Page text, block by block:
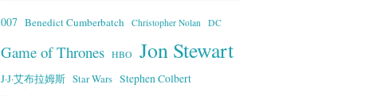
007 Benedict Cumberbatch Christopher Nolan DC
Game of Thrones HBO Jon Stewart
J·J·艾布拉姆斯 Star Wars Stephen Colbert